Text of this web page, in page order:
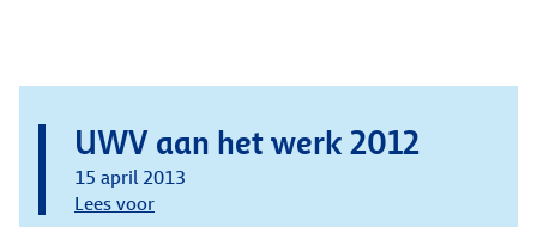
UWV aan het werk 2012
15 april 2013
Lees voor